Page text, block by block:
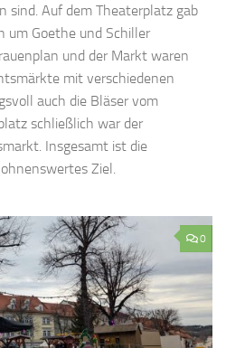
sind. Auf dem Theaterplatz gab
um Goethe und Schiller
und der Markt waren
mit verschiedenen
auch die Bläser vom
schließlich war der
Insgesamt ist die
Ziel.
0